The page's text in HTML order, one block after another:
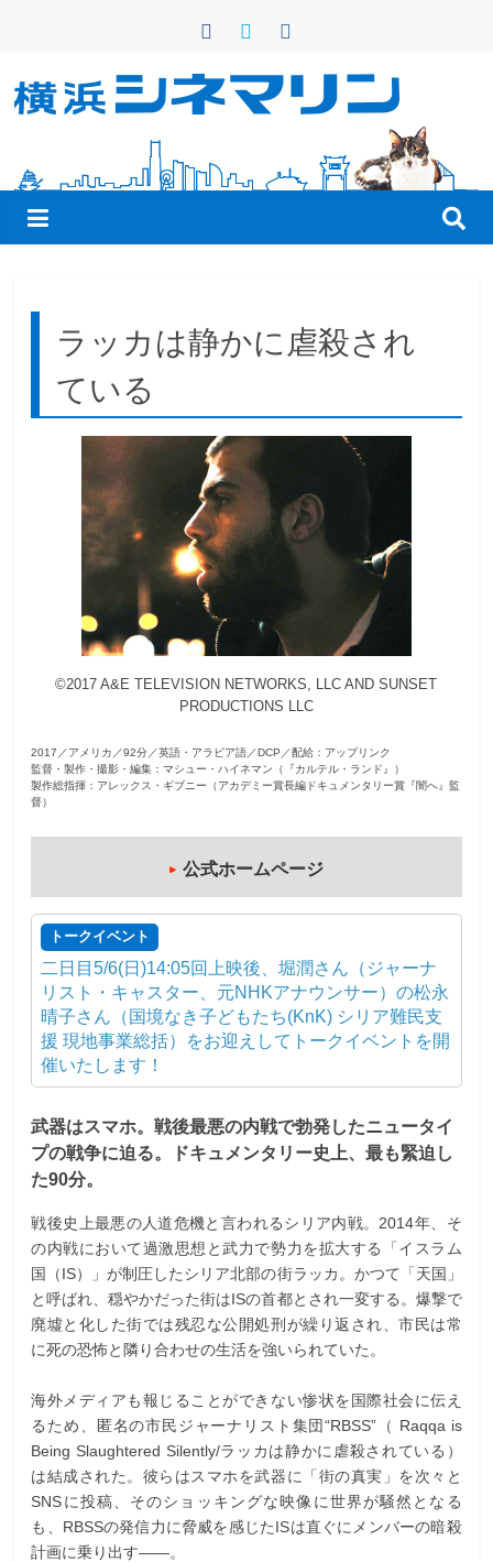
ン
横
浜
シ
ネ
マ
リ
街
で
ラッカは静かに虐殺され
ている
©2017 A&E TELEVISION NETWORKS, LLC AND SUNSET
PRODUCTIONS LLC
2017／アメリカ／92分／英語・アラビア語／DCP／配給：アップリンク
監督・製作・撮影・編集：マシュー・ハイネマン（『カルテル・ランド』）
製作総指揮：アレックス・ギブニー（アカデミー賞長編ドキュメンタリー賞『闇へ』監
督）
公式ホームページ
トークイベント
二日目5/6(日)14:05回上映後、堀潤さん（ジャーナ
リスト・キャスター、元NHKアナウンサー）の松永
晴子さん（国境なき子どもたち(KnK) シリア難民支
援 現地事業総括）をお迎えしてトークイベントを開
催いたします！
武器はスマホ。戦後最悪の内戦で勃発したニュータイ
プの戦争に迫る。ドキュメンタリー史上、最も緊迫し
た90分。
戦後史上最悪の人道危機と言われるシリア内戦。2014年、そ
の内戦において過激思想と武力で勢力を拡大する「イスラム
国（IS）」が制圧したシリア北部の街ラッカ。かつて「天国」
と呼ばれ、穏やかだった街はISの首都とされ一変する。爆撃で
廃墟と化した街では残忍な公開処刑が繰り返され、市民は常
に死の恐怖と隣り合わせの生活を強いられていた。
海外メディアも報じることができない惨状を国際社会に伝え
るため、匿名の市民ジャーナリスト集団“RBSS”（ Raqqa is
Being Slaughtered Silently/ラッカは静かに虐殺されている）
は結成された。彼らはスマホを武器に「街の真実」を次々と
SNSに投稿、そのショッキングな映像に世界が騒然となる
も、RBSSの発信力に脅威を感じたISは直ぐにメンバーの暗殺
計画に乗り出す――。